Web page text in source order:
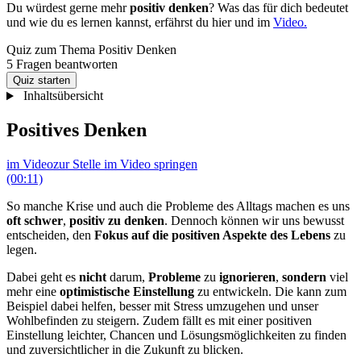
Du würdest gerne mehrpositiv denken? Was das für dich bedeutet
und wie du es lernen kannst, erfährst du hier und im Video.
Quiz zum Thema Positiv Denken
5 Fragen beantworten
Quiz starten
Inhaltsübersicht
Positives Denken
im Videozur Stelle im Video springen
(00:11)
So manche Krise und auch die Probleme des Alltags machen es uns
oft schwer, positiv zu denken. Dennoch können wir uns bewusst
entscheiden, den Fokus auf die positiven Aspekte des Lebens zu
legen.
Dabei geht es nicht darum, Probleme zu ignorieren, sondern viel
mehr eine optimistische Einstellung zu entwickeln. Die kann zum
Beispiel dabei helfen, besser mit Stress umzugehen und unser
Wohlbefinden zu steigern. Zudem fällt es mit einer positiven
Einstellung leichter, Chancen und Lösungsmöglichkeiten zu finden
und zuversichtlicher in die Zukunft zu blicken.